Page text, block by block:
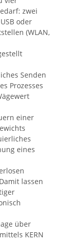
zwei
oder
(WLAN,
Senden
Prozesses
einer
eines
lassen
über
KERN